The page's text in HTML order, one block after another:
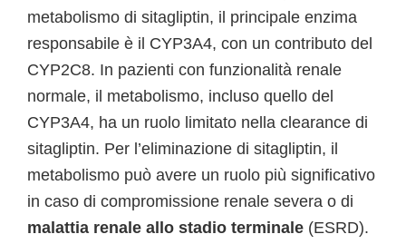
metabolismo di sitagliptin, il principale enzima
responsabile è il CYP3A4, con un contributo del
CYP2C8. In pazienti con funzionalità renale
normale, il metabolismo, incluso quello del
CYP3A4, ha un ruolo limitato nella clearance di
sitagliptin. Per l’eliminazione di sitagliptin, il
metabolismo può avere un ruolo più significativo
in caso di compromissione renale severa o di
malattia renale allo stadio terminale (ESRD).